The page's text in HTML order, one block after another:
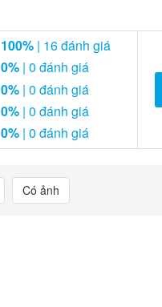
100% | 16 đánh giá
0% | 0 đánh giá
0% | 0 đánh giá
0% | 0 đánh giá
0% | 0 đánh giá
Có ảnh